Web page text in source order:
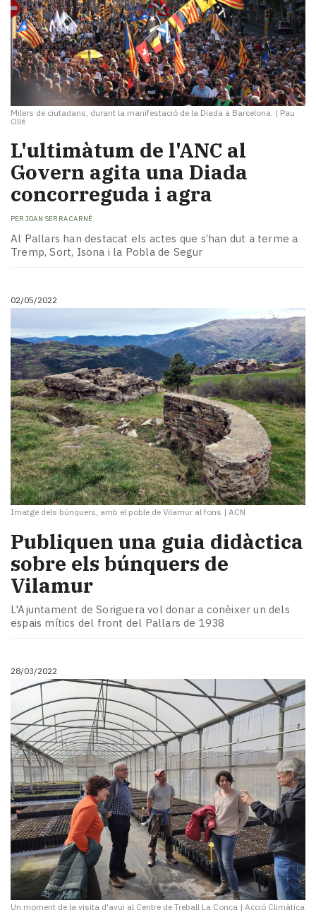
Milers de ciutadans, durant la manifestació de la Diada a Barcelona. | Pau
Ollé
L'ultimàtum de l'ANC al
Govern agita una Diada
concorreguda i agra
PER JOAN SERRA CARNÉ
Al Pallars han destacat els actes que s’han dut a terme a
Tremp, Sort, Isona i la Pobla de Segur
02/05/2022
Imatge dels búnquers, amb el poble de Vilamur al fons | ACN
Publiquen una guia didàctica
sobre els búnquers de
Vilamur
L'Ajuntament de Soriguera vol donar a conèixer un dels
espais mítics del front del Pallars de 1938
28/03/2022
Un moment de la visita d'avui al Centre de Treball La Conca | Acció Climàtica